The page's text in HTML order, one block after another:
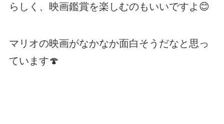
らしく、映画鑑賞を楽しむのもいいですよ😊
マリオの映画がなかなか面白そうだなと思っ
ています🍄